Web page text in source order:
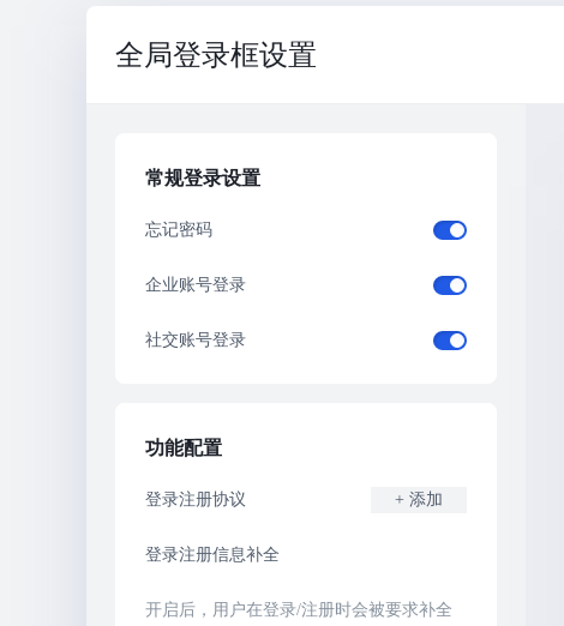
全局登录框设置
常规登录设置
忘记密码
企业账号登录
社交账号登录
功能配置
登录注册协议 + 添加
登录注册信息补全
开启后，用户在登录/注册时会被要求补全